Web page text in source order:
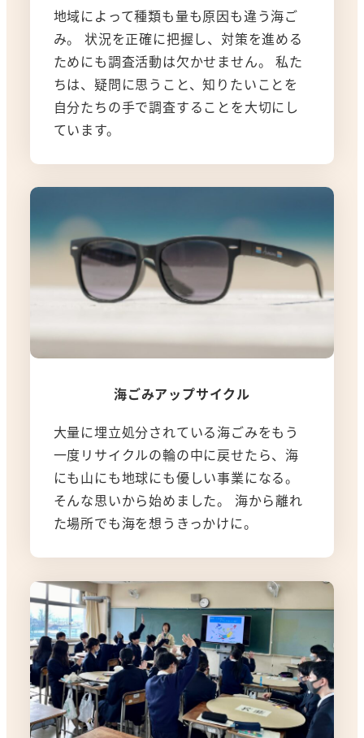
地域によって種類も量も原因も違う海ご
み。 状況を正確に把握し、対策を進める
ためにも調査活動は欠かせません。 私た
ちは、疑問に思うこと、知りたいことを
自分たちの手で調査することを大切にし
ています。
海ごみアップサイクル
大量に埋立処分されている海ごみをもう
一度リサイクルの輪の中に戻せたら、海
にも山にも地球にも優しい事業になる。
そんな思いから始めました。 海から離れ
た場所でも海を想うきっかけに。